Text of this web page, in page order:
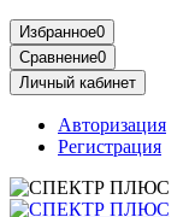
Избранное0
Сравнение0
Личный кабинет
Авторизация
Регистрация